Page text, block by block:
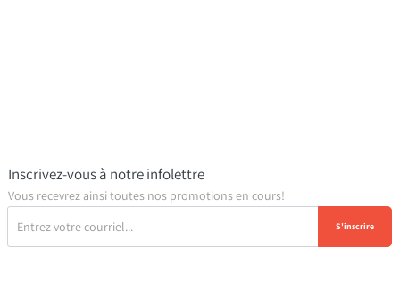
Inscrivez-vous à notre infolettre
Vous recevrez ainsi toutes nos promotions en cours!
S'inscrire